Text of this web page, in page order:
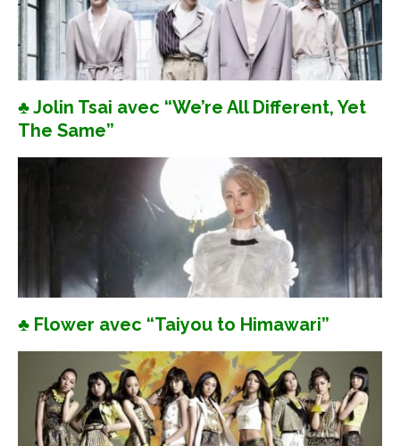
♣ Jolin Tsai avec “We’re All Different, Yet
The Same”
♣ Flower avec “Taiyou to Himawari”